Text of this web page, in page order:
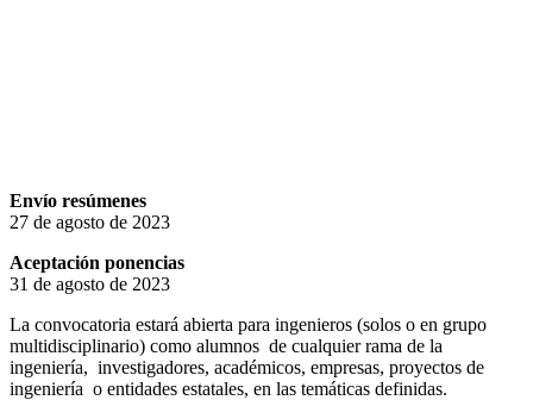
Envío resúmenes
27 de agosto de 2023
Aceptación ponencias
31 de agosto de 2023
La convocatoria estará abierta para ingenieros (solos o en grupo
multidisciplinario) como alumnos de cualquier rama de la
ingeniería, investigadores, académicos, empresas, proyectos de
ingeniería o entidades estatales, en las temáticas definidas.